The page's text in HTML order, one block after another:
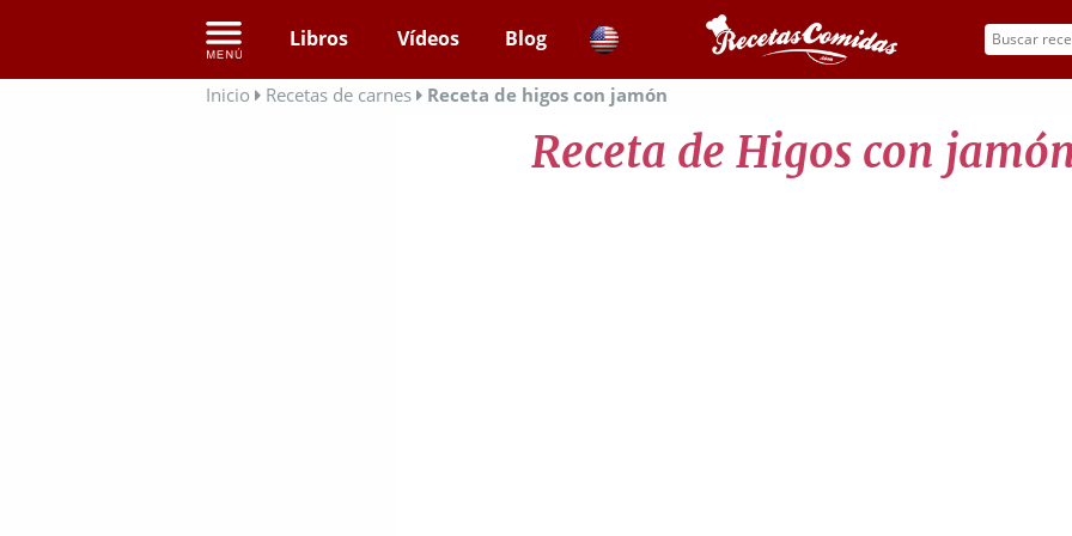
Libros Vídeos Blog
Inicio Recetas de carnes Receta de higos con jamón
Receta de Higos con